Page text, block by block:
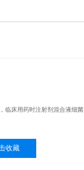
临床用药时注射剂混合液细菌
收藏